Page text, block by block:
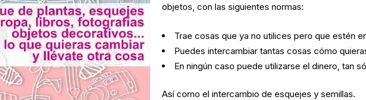
objetos, con las siguientes normas:
Trae cosas que ya no utilices pero que estén
Puedes intercambiar tantas cosas cómo
En ningún caso puede utilizarse el dinero, tan
Así como el intercambio de esquejes y semillas.